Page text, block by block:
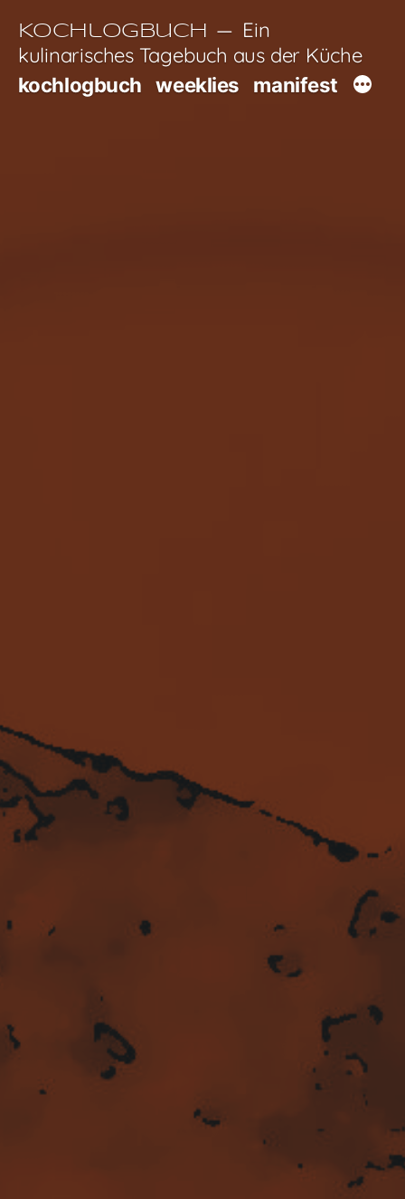
Inhalt
springen
Kochlogbuch
Ein
kulinarisches Tagebuch aus der Küche
kochlogbuch weeklies manifest